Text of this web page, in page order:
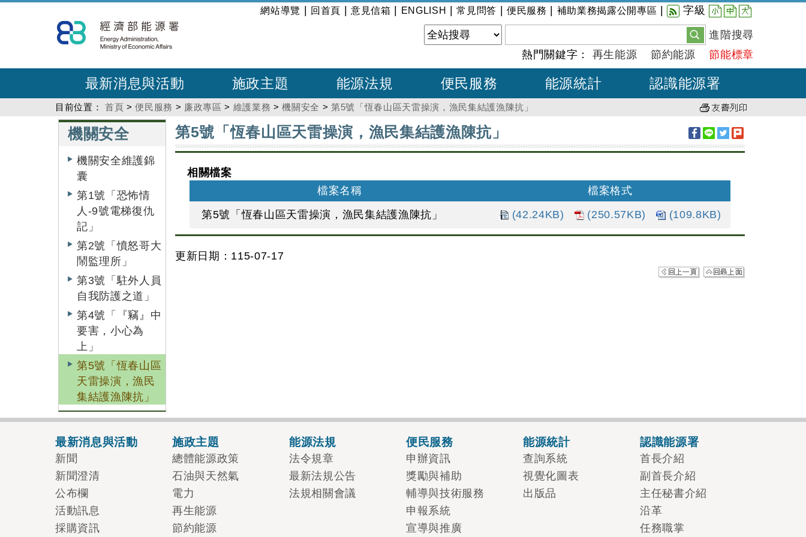
到
主
內
:::
網站導覽 回首頁 意見信箱 ENGLISH |常見問答 便民服務 補助業務揭露公開專區 字級 小 中 大
進階搜尋
熱門關鍵字： 再生能源 節約能源 節能標章
最新消息與活動 施政主題 能源法規 便民服務 能源統計 認識能源署
目前位置： 首頁 >便民服務 > 廉政專區 > 維護業務 >機關安全 >第5號「恆春山區天雷操演，漁民集結護漁陳抗」
:::機關安全
機關安全維護錦
囊
第1號「恐怖情
人-9號電梯復仇
記」
第2號「憤怒哥大
鬧監理所」
第3號「駐外人員
自我防護之道」
第4號「『竊』中
要害，小心為
上」
第5號「恆春山區
天雷操演，漁民
集結護漁陳抗」
:::
第5號「恆春山區天雷操演，漁民集結護漁陳抗」
相關檔案
檔案名稱
檔案格式
第5號「恆春山區天雷操演，漁民集結護漁陳抗」
(42.24KB) (250.57KB) (109.8KB)
更新日期：115-07-17
最新消息與活動
新聞
新聞澄清
公布欄
活動訊息
採購資訊
施政主題
總體能源政策
石油與天然氣
電力
再生能源
節約能源
能源法規
法令規章
最新法規公告
法規相關會議
便民服務
申辦資訊
獎勵與補助
輔導與技術服務
申報系統
宣導與推廣
能源統計
查詢系統
視覺化圖表
出版品
認識能源署
首長介紹
副首長介紹
主任秘書介紹
沿革
任務職掌